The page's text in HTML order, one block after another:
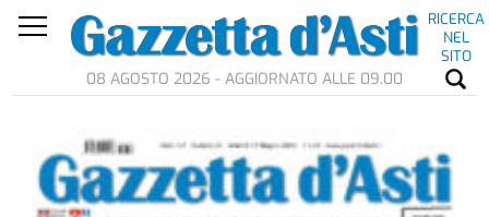
RICERCA
NEL
SITO
08 AGOSTO 2026 - AGGIORNATO ALLE 09.00